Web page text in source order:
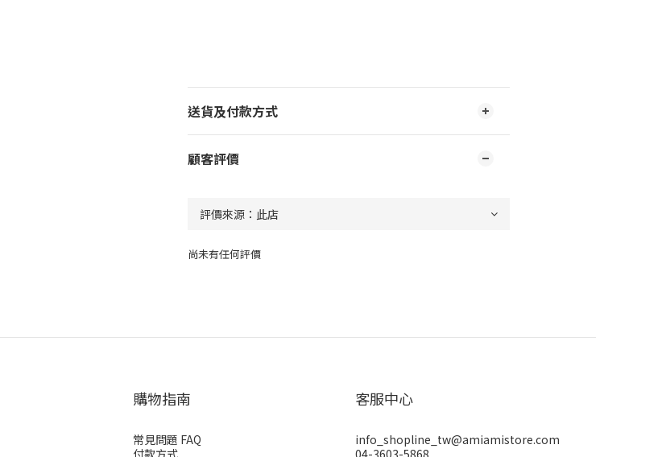
送貨及付款方式
顧客評價
尚未有任何評價
購物指南
常見問題 FAQ
付款方式
客服中心
info_shopline_tw@amiamistore.com
04-3603-5868